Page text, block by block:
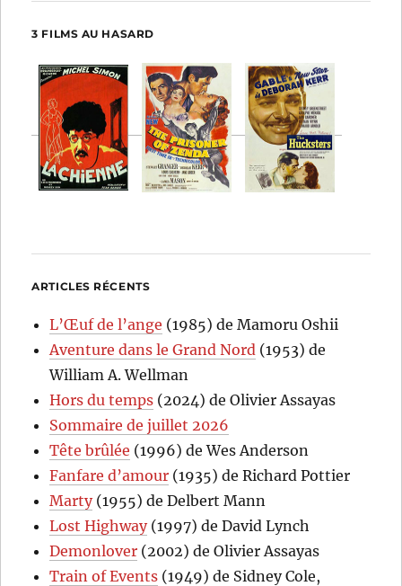
3 FILMS AU HASARD
ARTICLES RÉCENTS
L’Œuf de l’ange (1985) de Mamoru Oshii
Aventure dans le Grand Nord (1953) de
William A. Wellman
Hors du temps (2024) de Olivier Assayas
Sommaire de juillet 2026
Tête brûlée (1996) de Wes Anderson
Fanfare d’amour (1935) de Richard Pottier
Marty(1955) de Delbert Mann
Lost Highway(1997) de David Lynch
Demonlover (2002) de Olivier Assayas
Train of Events (1949) de Sidney Cole,